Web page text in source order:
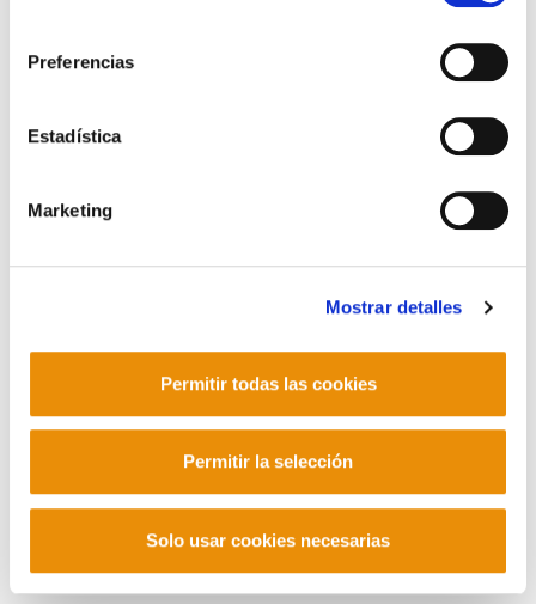
Preferencias
Estadística
Marketing
Mostrar detalles
Permitir todas las cookies
Permitir la selección
Solo usar cookies necesarias
Telf. +33 (0) 559 25 65 52
Mastodon